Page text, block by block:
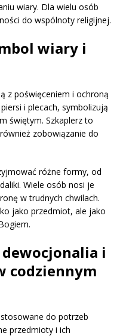
wiary. Dla wielu osób
do wspólnoty religijnej.
wiary i
z poświęceniem i ochroną
i plecach, symbolizują
świętym. Szkaplerz to
zobowiązanie do
różne formy, od
Wiele osób nosi je
w trudnych chwilach.
jako przedmiot, ale jako
i
codziennym
do potrzeb
przedmioty i ich